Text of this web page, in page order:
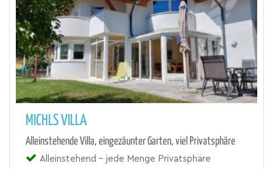
MICHLS VILLA
Alleinstehende Villa, eingezäunter Garten, viel Privatsphäre
Alleinstehend - jede Menge Privatsphäre